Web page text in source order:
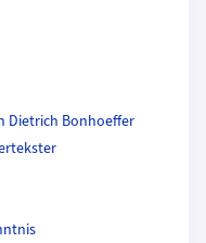
Dietrich Bonhoeffer